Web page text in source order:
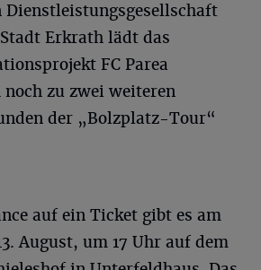
Dienstleistungsgesellschaft
Erkrath lädt das
FC Parea
noch zu zwei weiteren
der „Bolzplatz-Tour“
auf ein Ticket gibt es am
August, um 17 Uhr auf dem